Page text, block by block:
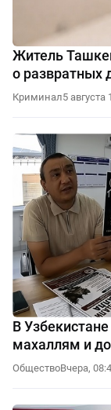
Житель
о развратных
Криминал5 августа
В
махаллям и
ОбществоВчера,